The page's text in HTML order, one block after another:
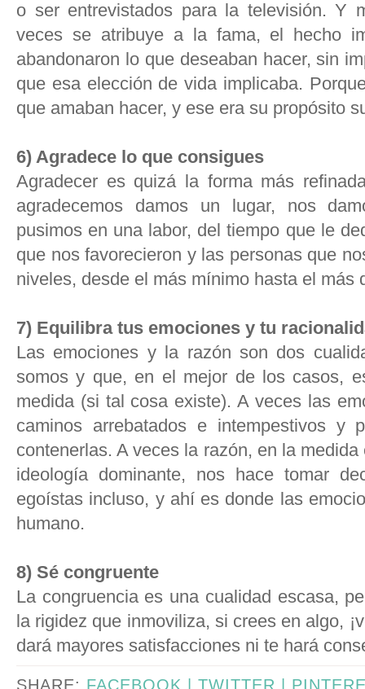
o ser entrevistados para la televisión. Y
veces se atribuye a la fama, el hecho
abandonaron lo que deseaban hacer, sin
que esa elección de vida implicaba.
que amaban hacer, y ese era su propósito
6) Agradece lo que consigues
Agradecer es quizá la forma más
agradecemos damos un lugar, nos
pusimos en una labor, del tiempo que le
que nos favorecieron y las personas que
niveles, desde el más mínimo hasta el más
7) Equilibra tus emociones y tu
Las emociones y la razón son dos
somos y que, en el mejor de los casos,
medida (si tal cosa existe). A veces las
caminos arrebatados e intempestivos y
contenerlas. A veces la razón, en la
ideología dominante, nos hace tomar
egoístas incluso, y ahí es donde las
humano.
8) Sé congruente
La congruencia es una cualidad escasa,
la rigidez que inmoviliza, si crees en algo,
dará mayores satisfacciones ni te hará
SHARE: FACEBOOK | TWITTER |